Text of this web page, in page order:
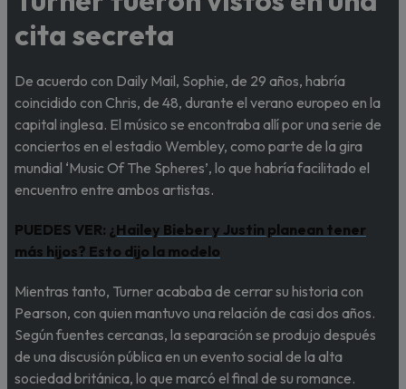
cita secreta
De acuerdo con Daily Mail, Sophie, de 29 años, habría
coincidido con Chris, de 48, durante el verano europeo en la
capital inglesa. El músico se encontraba allí por una serie de
conciertos en el estadio Wembley, como parte de la gira
mundial ‘Music Of The Spheres’, lo que habría facilitado el
encuentro entre ambos artistas.
PUEDES VER: ¿Hailey Bieber y Justin planean tener
más hijos? Esto dijo la modelo
Mientras tanto, Turner acababa de cerrar su historia con
Pearson, con quien mantuvo una relación de casi dos años.
Según fuentes cercanas, la separación se produjo después
de una discusión pública en un evento social de la alta
sociedad británica, lo que marcó el final de su romance.